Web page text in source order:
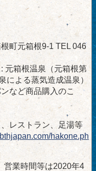
町元箱根9-1 TEL 046
箱根温泉（元箱根第
による蒸気造成温泉）
など商品購入のこ
レストラン、足湯等
hakone.ph
業時間等は2020年4